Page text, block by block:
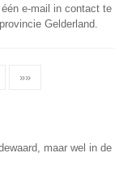
e-mail in contact
Gelderland.
»»
maar wel in